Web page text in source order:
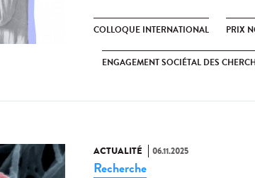
COLLOQUE INTERNATIONAL PRIX
ENGAGEMENT SOCIÉTAL DES
ACTUALITÉ 06.11.2025
Recherche